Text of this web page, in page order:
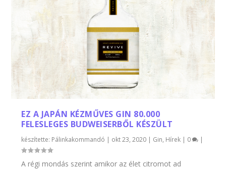
EZ A JAPÁN KÉZMŰVES GIN 80.000
FELESLEGES BUDWEISERBŐL KÉSZÜLT
készítette: Pálinkakommandó | okt 23, 2020 | Gin, Hírek | 0 |
A régi mondás szerint amikor az élet citromot ad